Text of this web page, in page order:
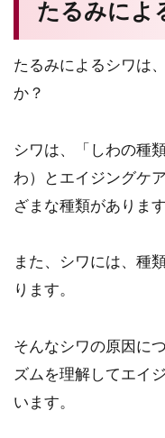
たるみによ
たるみによるシワは
か？
シワは、「しわの種
わ）とエイジングケ
ざまな種類があります
また、シワには、種
ります。
そんなシワの原因に
ズムを理解してエイ
います。